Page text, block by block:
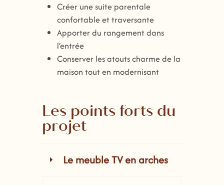
Créer une suite parentale
confortable et traversante
Apporter du rangement dans
l’entrée
Conserver les atouts charme de la
maison tout en modernisant
Les points forts du
projet
Le meuble TV en arches